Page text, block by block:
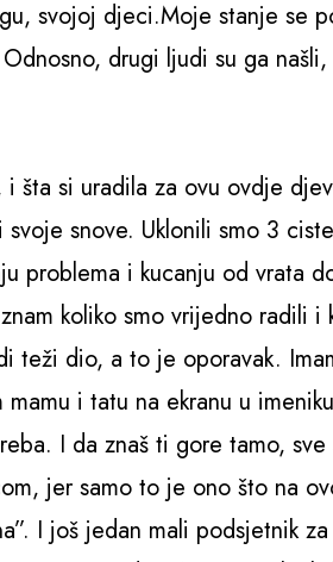
svojoj djeci.Moje stanje se
drugi ljudi su ga
i šta si uradila za ovu ovdje
snove. Uklonili smo 3
problema i kucanju od vrata
koliko smo vrijedno radili i
teži dio, a to je oporavak.
i tatu na ekranu u
I da znaš ti gore tamo,
jer samo to je ono što na
I još jedan mali podsjetnik